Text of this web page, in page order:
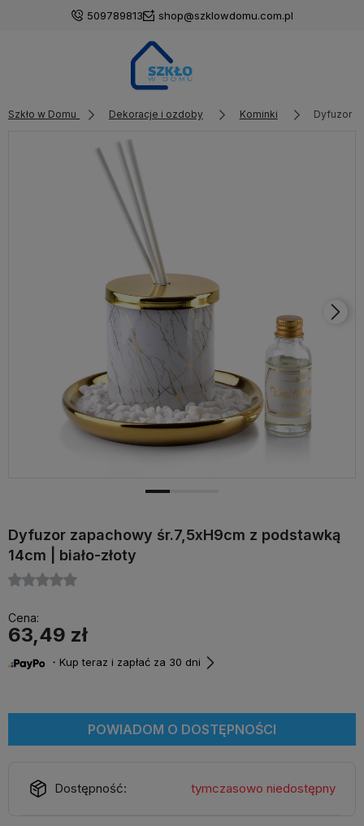
509789813 shop@szklowdomu.com.pl
Szkło w Domu Dekoracje i ozdoby Kominki Dyfuzor
Dyfuzor zapachowy śr.7,5xH9cm z podstawką
14cm | biało-złoty
Cena:
63,49 zł
・Kup teraz i zapłać za 30 dni
POWIADOM O DOSTĘPNOŚCI
Dostępność: tymczasowo niedostępny